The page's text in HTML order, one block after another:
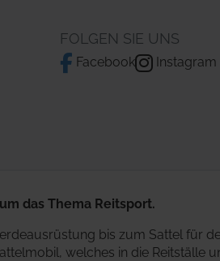
FOLGEN SIE UNS
Facebook Instagram
das Thema Reitsport.
bis zum Sattel für
welches in die Reitställe